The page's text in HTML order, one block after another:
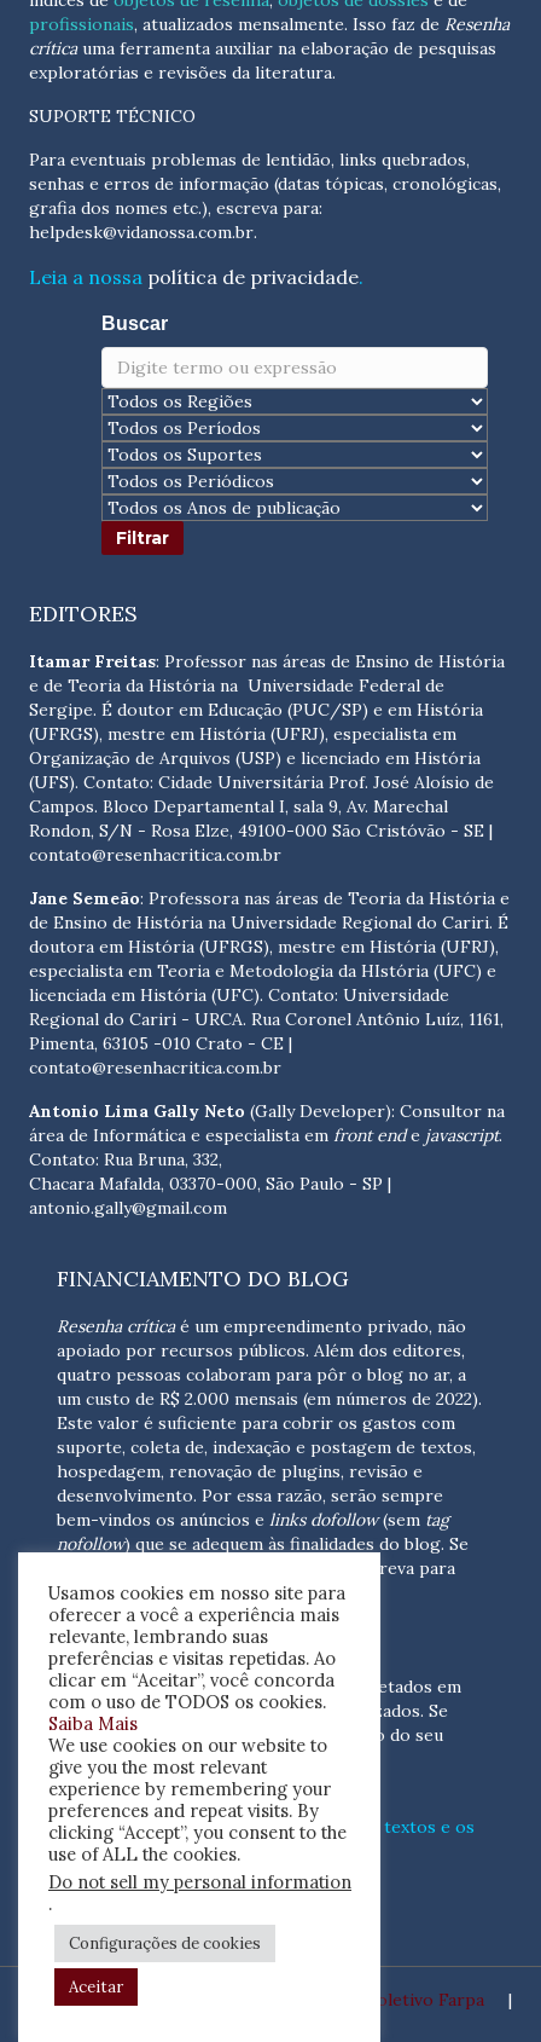
profissionais, atualizados mensalmente. Isso faz de Resenha
críticauma ferramenta auxiliar na elaboração de pesquisas
exploratórias e revisões da literatura.
SUPORTE TÉCNICO
Para eventuais problemas de lentidão, links quebrados,
senhas e erros de informação (datas tópicas, cronológicas,
helpdesk@vidanossa.com.br.
Leia a nossa política de privacidade.
Buscar
EDITORES
Itamar Freitas: Professor nas áreas de Ensino de História
e de Teoria da História na Universidade Federal de
Sergipe. É doutor em Educação (PUC/SP) e em História
(UFRGS), mestre em História (UFRJ), especialista em
Organização de Arquivos (USP) e licenciado em História
(UFS). Contato: Cidade Universitária Prof. José Aloísio de
Campos. Bloco Departamental I, sala 9, Av. Marechal
Rondon, S/N - Rosa Elze, 49100-000 São Cristóvão - SE |
contato@resenhacritica.com.br
Jane Semeão: Professora nas áreas de Teoria da História e
de Ensino de História na Universidade Regional do Cariri. É
doutora em História (UFRGS), mestre em História (UFRJ),
especialista em Teoria e Metodologia da HIstória (UFC) e
licenciada em História (UFC). Contato: Universidade
Regional do Cariri - URCA. Rua Coronel Antônio Luíz, 1161,
Pimenta, 63105 -010 Crato - CE |
contato@resenhacritica.com.br
Antonio Lima Gally Neto (Gally Developer): Consultor na
área de Informática e especialista em front ende javascript.
Contato: Rua Bruna, 332,
Chacara Mafalda, 03370-000, São Paulo - SP |
antonio.gally@gmail.com
FINANCIAMENTO DO BLOG
Resenha críticaé um empreendimento privado, não
apoiado por recursos públicos. Além dos editores,
quatro pessoas colaboram para pôr o blog no ar, a
um custo de R$ 2.000 mensais (em números de 2022).
Este valor é suficiente para cobrir os gastos com
suporte, coleta de, indexação e postagem de textos,
hospedagem, renovação de plugins, revisão e
desenvolvimento. Por essa razão, serão sempre
bem-vindos os anúncios e links dofollow(sem tag
nofollow) que se adequem às finalidades do blog. Se
escreva para
nós(contato@resenhacritica.com.br)
FONTES E ACERVO
As resenhas, dossiês e sumários são coletados em
periódicos acadêmicos e sites especializados. Se
você tem interesse em divulgar o acervo do seu
periódico, escreva para nós
(contato@resenhacritica.com.br)
Conheça omodocomo processamos os textos e os
índicesdisponibilizados neste blog.
ISSN 2764-0302
Coletivo Farpa |
Usamos cookies em nosso site para
oferecer a você a experiência mais
relevante, lembrando suas
preferências e visitas repetidas. Ao
clicar em “Aceitar”, você concorda
com o uso de TODOS os cookies.
Saiba Mais
We use cookies on our website to
give you the most relevant
experience by remembering your
preferences and repeat visits. By
clicking “Accept”, you consent to the
use of ALL the cookies.
Do not sell my personal information
.
Configurações de cookies
Aceitar